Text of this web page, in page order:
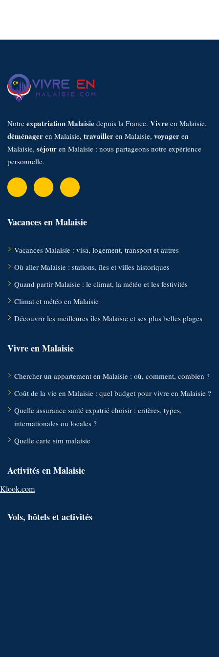
r
e
r
Notre expatriation Malaisie depuis la France. Vivre en Malaisie,
déménager en Malaisie, travailler en Malaisie, voyager en
Malaisie, séjour en Malaisie : nous partageons notre expérience
personnelle.
Vacances en Malaisie
Vacances Malaisie : visa, logement, transport et autres
Où aller Malaisie : stations, îles et villes historiques
Quand partir Malaisie : le climat, la météo et les festivités
Climat et météo en Malaisie
Découvrir les meilleures îles Malaisie et ses plus belles plages
Vivre en Malaisie
Chercher un appartement en Malaisie : où, comment, combien ?
Coût de la vie en Malaisie : quel budget pour vivre en Malaisie ?
Quelle assurance santé expatrié choisir : critères, types,
internationales ou locales ?
Quelle carte sim malaisie
Activités en Malaisie
Klook.com
Vols, hôtels et activités